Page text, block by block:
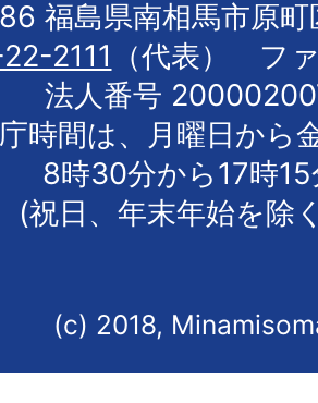
福島県南相馬市原町
2111
（代表） フ
法人番号
時間は、月曜日から
8時30分から17時
(祝日、年末年始を除
(c) 2018,